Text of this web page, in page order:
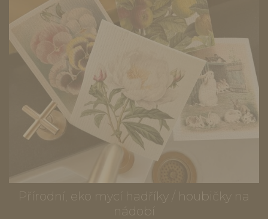
Přírodní, eko mycí hadříky / houbičky na
nádobí